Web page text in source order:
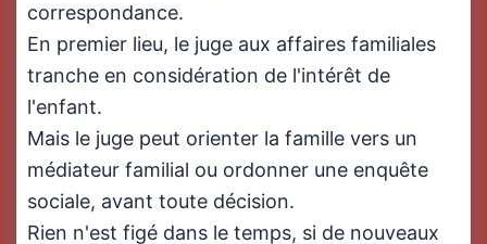
correspondance.
En premier lieu, le juge aux affaires familiales
tranche en considération de l'intérêt de
l'enfant.
Mais le juge peut orienter la famille vers un
médiateur familial ou ordonner une enquête
sociale, avant toute décision.
Rien n'est figé dans le temps, si de nouveaux